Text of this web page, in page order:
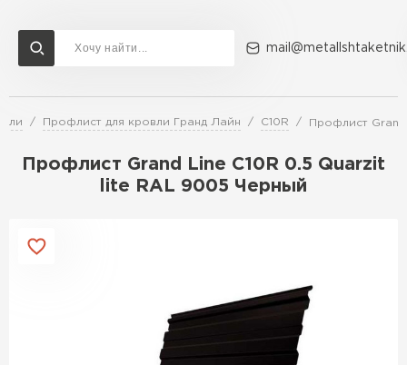
Профлист для кровли Гранд Лайн C10R Профлист
Профлист Grand Line C10R 0.5 Quarzit
lite RAL 9005 Черный
Доставка и оплата Акции О компании Контакты
Перейти в каталог